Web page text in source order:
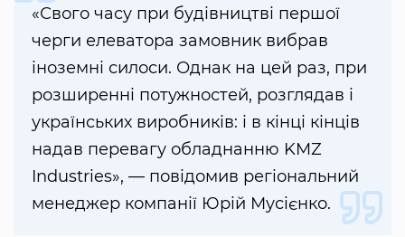
«Свого часу при будівництві першої
черги елеватора замовник вибрав
іноземні силоси. Однак на цей раз, при
розширенні потужностей, розглядав і
українських виробників: і в кінці кінців
надав перевагу обладнанню KMZ
Industries», — повідомив регіональний
менеджер компанії Юрій Мусієнко.